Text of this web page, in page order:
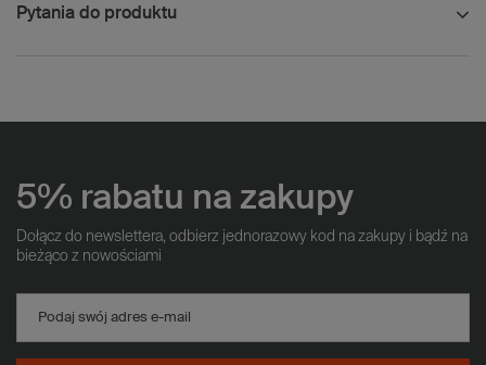
Pytania do produktu
5% rabatu na zakupy
Dołącz do newslettera, odbierz jednorazowy kod na zakupy i bądź na
bieżąco z nowościami
Podaj swój adres e-mail